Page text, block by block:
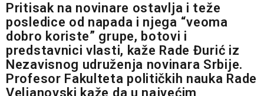
Pritisak na novinare ostavlja i teže
posledice od napada i njega “veoma
dobro koriste” grupe, botovi i
predstavnici vlasti, kaže Rade Đurić iz
Nezavisnog udruženja novinara Srbije.
Profesor Fakulteta političkih nauka Rade
Veljanovski kaže da u najvećim